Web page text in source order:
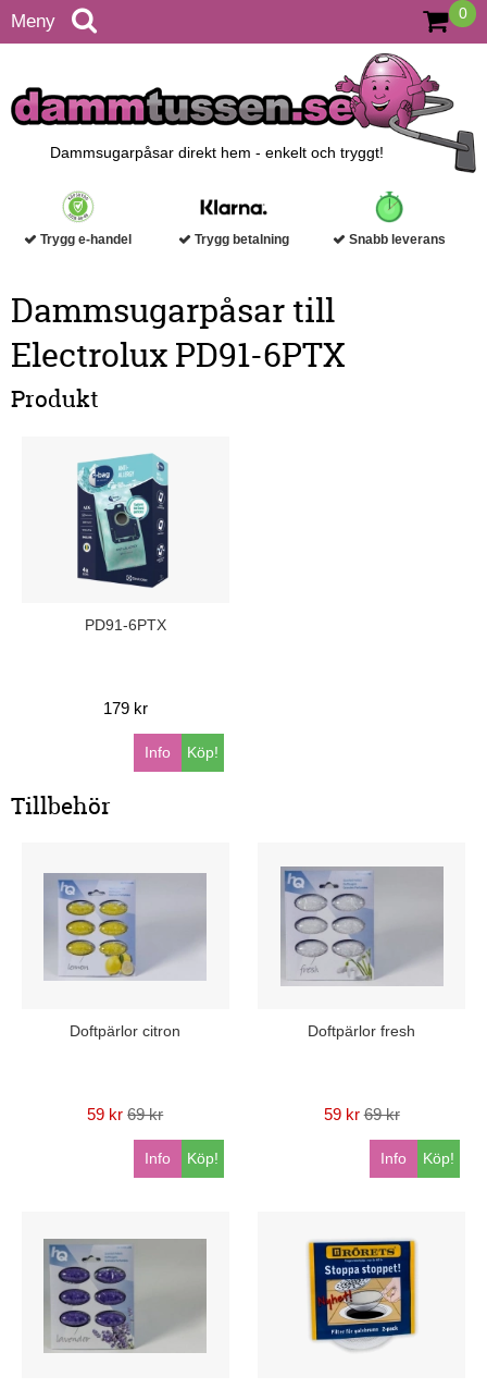
Meny 0
Dammsugarpåsar direkt hem - enkelt och tryggt!
Trygg e-handel Trygg betalning Snabb leverans
Dammsugarpåsar till
Electrolux PD91-6PTX
Produkt
PD91-6PTX
179 kr
Köp!
Info
Tillbehör
Doftpärlor citron
59 kr 69 kr
Köp!
Info
Doftpärlor fresh
59 kr 69 kr
Köp!
Info